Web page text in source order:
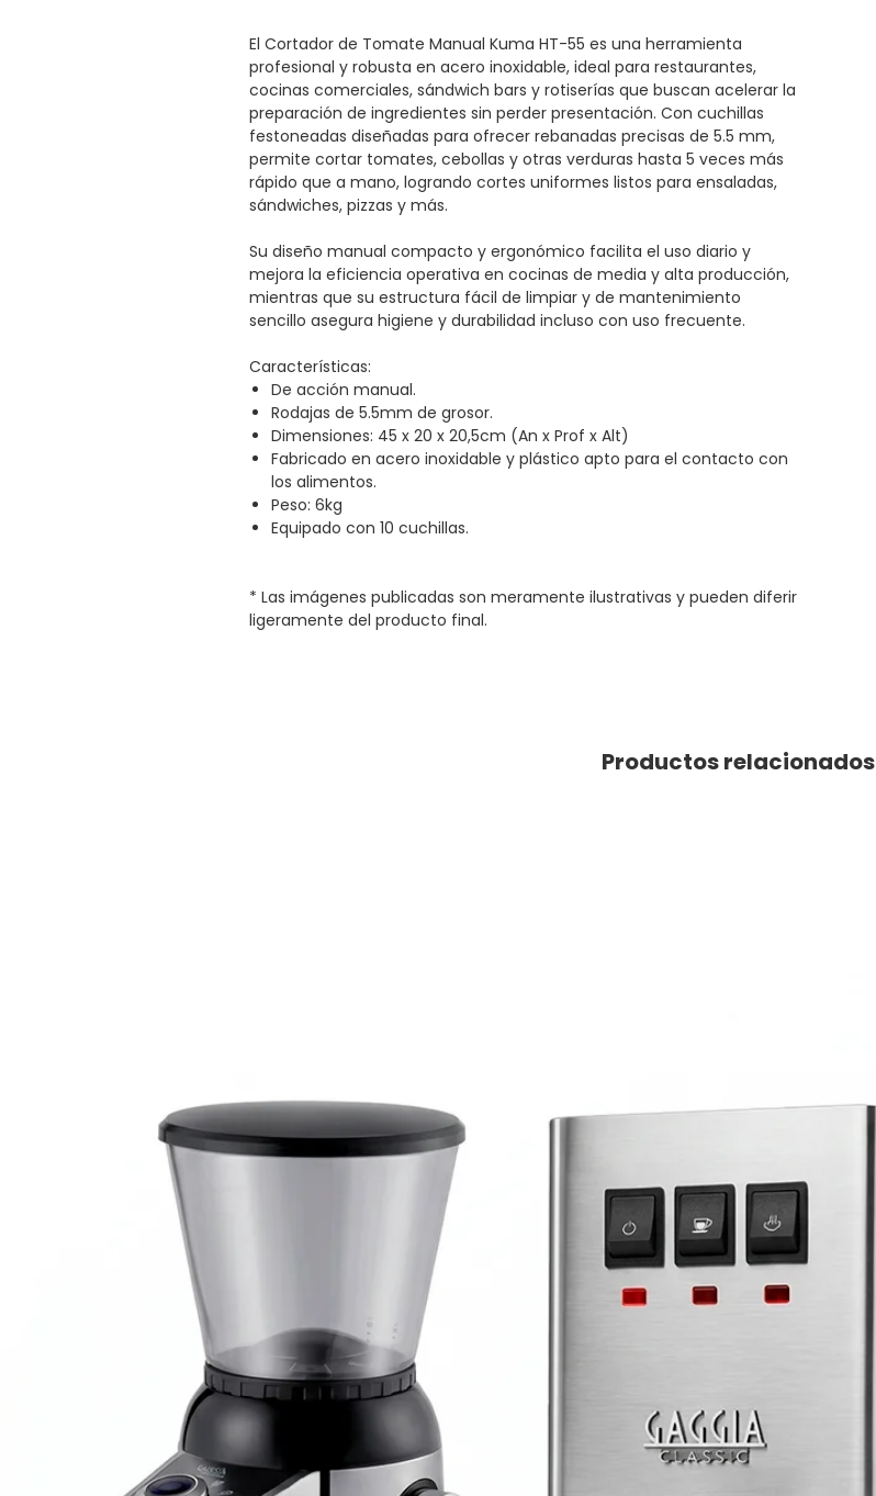
El Cortador de Tomate Manual Kuma HT-55 es una herramienta
profesional y robusta en acero inoxidable, ideal para restaurantes,
cocinas comerciales, sándwich bars y rotiserías que buscan acelerar la
preparación de ingredientes sin perder presentación. Con cuchillas
festoneadas diseñadas para ofrecer rebanadas precisas de 5.5 mm,
permite cortar tomates, cebollas y otras verduras hasta 5 veces más
rápido que a mano, logrando cortes uniformes listos para ensaladas,
sándwiches, pizzas y más.
Su diseño manual compacto y ergonómico facilita el uso diario y
mejora la eficiencia operativa en cocinas de media y alta producción,
mientras que su estructura fácil de limpiar y de mantenimiento
sencillo asegura higiene y durabilidad incluso con uso frecuente.
Características:
De acción manual.
Rodajas de 5.5mm de grosor.
Dimensiones: 45 x 20 x 20,5cm (An x Prof x Alt)
Fabricado en acero inoxidable y plástico apto para el contacto con
los alimentos.
Peso: 6kg
Equipado con 10 cuchillas.
* Las imágenes publicadas son meramente ilustrativas y pueden diferir
ligeramente del producto final.
Productos relacionados